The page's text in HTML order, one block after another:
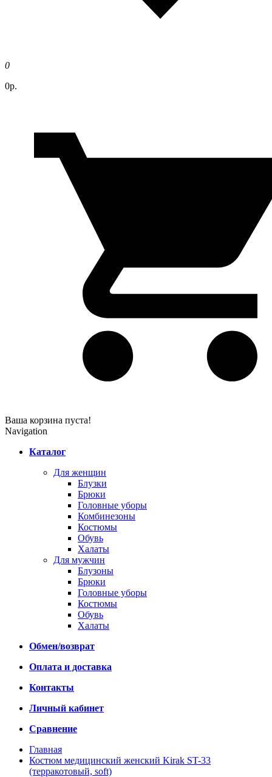
0
0р.
Ваша корзина пуста!
Navigation
Каталог
Для женщин
Блузки
Брюки
Головные уборы
Комбинезоны
Костюмы
Обувь
Халаты
Для мужчин
Блузоны
Брюки
Головные уборы
Костюмы
Обувь
Халаты
Обмен/возврат
Оплата и доставка
Контакты
Личный кабинет
Сравнение
Главная
Костюм медицинский женский Kirak ST-33
(терракотовый, soft)